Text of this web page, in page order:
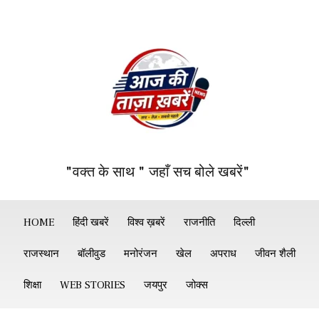
"वक्त के साथ " जहाँ सच बोले खबरें"
HOME हिंदी खबरें विश्व ख़बरें राजनीति दिल्ली
राजस्थान बॉलीवुड मनोरंजन खेल अपराध जीवन शैली
शिक्षा WEB STORIES जयपुर जोक्स